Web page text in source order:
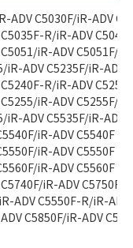
意』を示す下
または「本ソ
時点で発効
されるまで有
」およびその
することによ
できます。
の条項に違反
します。
契約書が終了
ウェア」およ
は消去するも
ADV C5030F/iR-ADV
R/iR-ADV
iR-ADV C5051F/
iR-ADV C5235F/iR-ADV
R/iR-ADV
iR-ADV C5255F/
iR-ADV C5535F/iR-ADV
iR-ADV C5540F
iR-ADV C5550F
iR-ADV C5560F
iR-ADV C5750F/
ADV C5550F-R/iR-
C5850F/iR-ADV